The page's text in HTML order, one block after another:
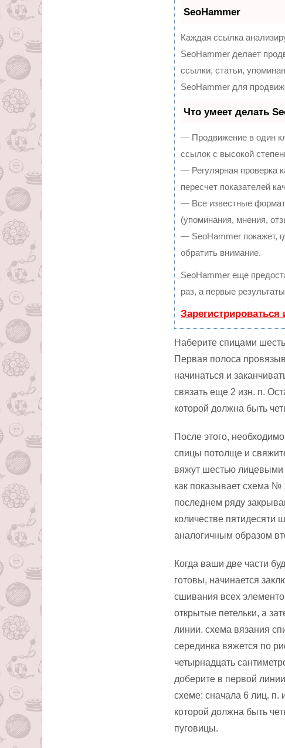
SeoHammer
Каждая ссылка
SeoHammer делает
ссылки, статьи,
SeoHammer для
Что умеет делать
— Продвижение в один
ссылок с высокой
— Регулярная проверка
пересчет показателей
— Все известные
(упоминания, мнения,
— SeoHammer покажет,
обратить внимание.
SeoHammer еще
раз, а первые
Наберите спицами
Первая полоса
начинаться и
связать еще 2 изн. п.
которой должна быть
После этого,
спицы потолще и
вяжут шестью лицевыми
как показывает схема №
последнем ряду
количестве пятидесяти
аналогичным образом
Когда ваши две части
готовы, начинается
сшивания всех
открытые петельки, а
линии. схема вязания
серединка вяжется по
четырнадцать
доберите в первой
схеме: сначала 6 лиц. п.
которой должна быть
пуговицы.